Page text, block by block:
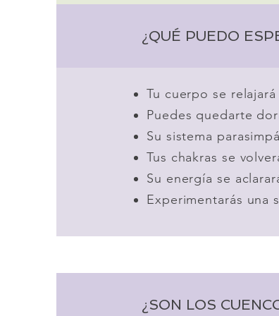
¿QUÉ PUEDO
Tu cuerpo se
Puedes quedarte
Su sistema
Tus chakras se
Su energía se
Experimentarás una
¿SON LOS